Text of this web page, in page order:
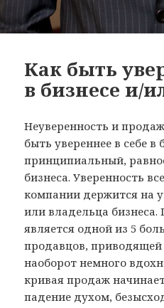
Как быть
в бизнесе и/
Неуверенность и
быть увереннее в себе в
принципиальный,
бизнеса. Уверенность
компании держится на
или владельца бизнеса.
является одной из 5
продавцов,
наоборот немного
кривая продаж
падение духом,